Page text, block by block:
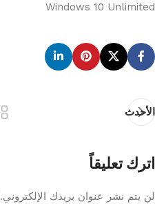
Windows 10 Unlimited
الأحدث
اترك تعليقاً
لن يتم نشر عنوان بريدك الإلكتروني.